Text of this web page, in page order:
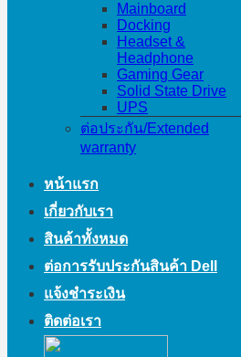
Mainboard
Docking
Headset &
Headphone
Gaming Gear
Solid State Drive
UPS
ต่อประกัน/Extended
warranty
หน้าแรก
เกี่ยวกับเรา
สินค้าทั้งหมด
ต่อการรับประกันสินค้า Dell
แจ้งชำระเงิน
ติดต่อเรา